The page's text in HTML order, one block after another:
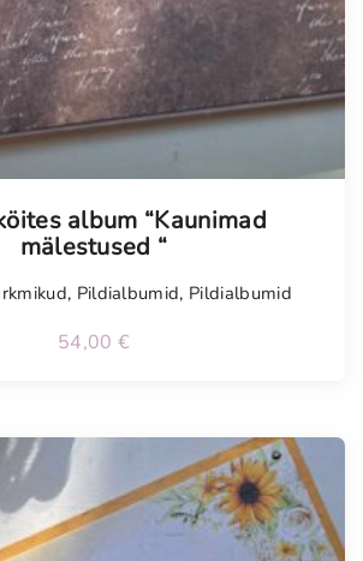
album “Kaunimad
mälestused “
, Pildialbumid, Pildialbumid
54,00 €